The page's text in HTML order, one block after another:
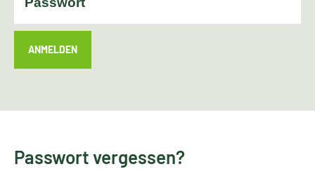
ANMELDEN
Passwort vergessen?